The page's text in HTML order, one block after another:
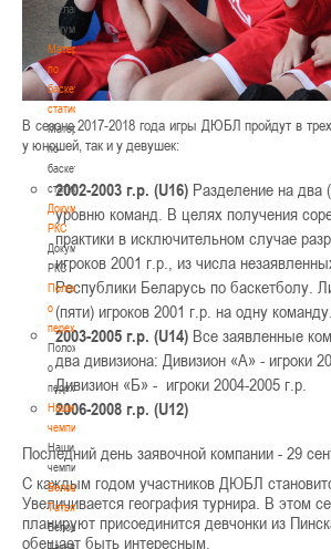
Регламентирующие
документы
Материалы
по
баскетбольной
статистике
Материалы
по
баскетбольной
статистике
Документы
РКС
Документы
РКС
Положение
о
переходах
Положение
о
переходах
Наши
чемпионы
Наши
чемпионы
Белошапко
Татьяна
Белошапко
Татьяна
В сезоне 2017-2018 года игры ДЮБЛ пройдут в трех
у юношей, так и у девушек:
2002-2003 г.р. (U16) Разделение на два
уровню команд. В целях получения
практики в исключительном случае
игроков 2001 г.р., из числа
Республики Беларусь по баскетболу.
(пяти) игроков 2001 г.р. на одну команду.
2003-2005 г.р. (U14) Все заявленные
два дивизиона: Дивизион «А» - игроки
Дивизион «Б» - игроки 2004-2005 г.р.
2006-2008 г.р. (U12)
Последний день заявочной компании - 29
С каждым годом участников ДЮБЛ
Увеличивается география турнира. В этом
планируют присоединится девчонки из
обещает быть интересным.